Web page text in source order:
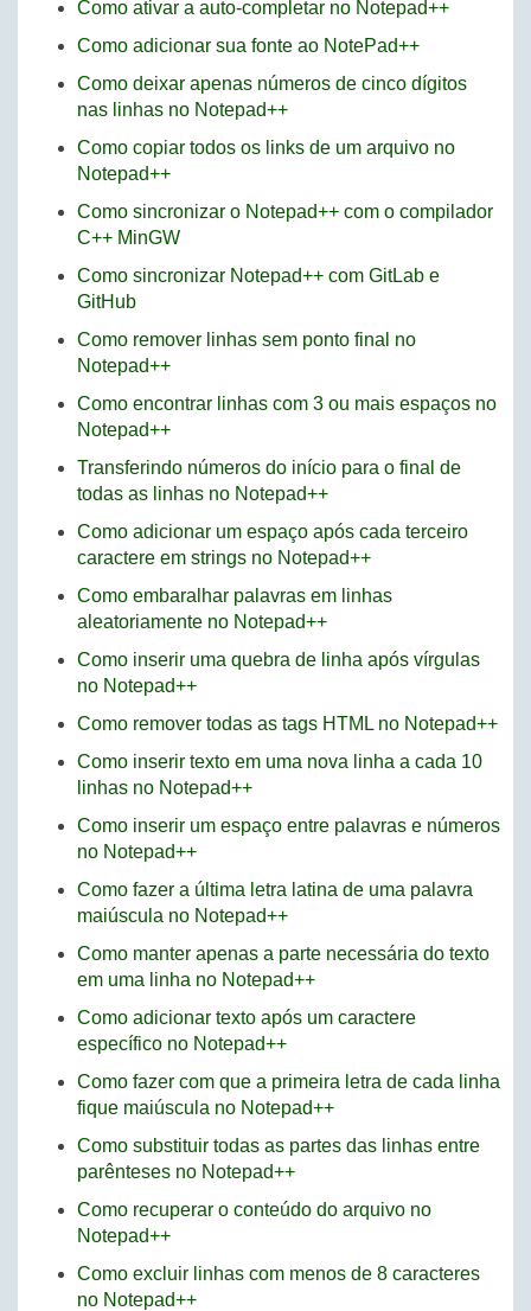
Como ativar a auto-completar no Notepad++
Como adicionar sua fonte ao NotePad++
Como deixar apenas números de cinco dígitos
nas linhas no Notepad++
Como copiar todos os links de um arquivo no
Notepad++
Como sincronizar o Notepad++ com o compilador
C++ MinGW
Como sincronizar Notepad++ com GitLab e
GitHub
Como remover linhas sem ponto final no
Notepad++
Como encontrar linhas com 3 ou mais espaços no
Notepad++
Transferindo números do início para o final de
todas as linhas no Notepad++
Como adicionar um espaço após cada terceiro
caractere em strings no Notepad++
Como embaralhar palavras em linhas
aleatoriamente no Notepad++
Como inserir uma quebra de linha após vírgulas
no Notepad++
Como remover todas as tags HTML no Notepad++
Como inserir texto em uma nova linha a cada 10
linhas no Notepad++
Como inserir um espaço entre palavras e números
no Notepad++
Como fazer a última letra latina de uma palavra
maiúscula no Notepad++
Como manter apenas a parte necessária do texto
em uma linha no Notepad++
Como adicionar texto após um caractere
específico no Notepad++
Como fazer com que a primeira letra de cada linha
fique maiúscula no Notepad++
Como substituir todas as partes das linhas entre
parênteses no Notepad++
Como recuperar o conteúdo do arquivo no
Notepad++
Como excluir linhas com menos de 8 caracteres
no Notepad++